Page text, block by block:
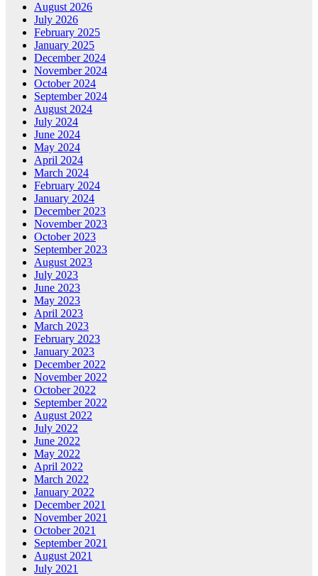
August 2026
July 2026
February 2025
January 2025
December 2024
November 2024
October 2024
September 2024
August 2024
July 2024
June 2024
May 2024
April 2024
March 2024
February 2024
January 2024
December 2023
November 2023
October 2023
September 2023
August 2023
July 2023
June 2023
May 2023
April 2023
March 2023
February 2023
January 2023
December 2022
November 2022
October 2022
September 2022
August 2022
July 2022
June 2022
May 2022
April 2022
March 2022
January 2022
December 2021
November 2021
October 2021
September 2021
August 2021
July 2021